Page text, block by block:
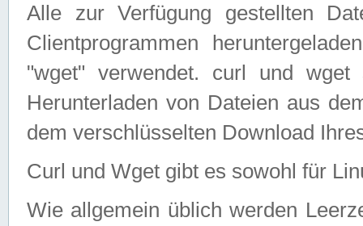
Alle zur Verfügung gestellten
Clientprogrammen
"wget" verwendet. curl und wget
Herunterladen von Dateien aus
dem verschlüsselten Download
Curl und Wget gibt es sowohl für
Wie allgemein üblich werden